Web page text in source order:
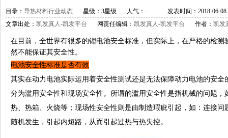
目录： 导热材料行业动态 星级：3星级 人气： -
发表时间：2018-06-08
文章出处： 凯发真人-凯发平台 网责任编辑： 凯发真人-凯发平台 作者： 凯发
在目前，全世界有很多的锂电池安全标准，但实际上，在严格的检
然不能保证其安全性。
电池安全性标准是否有效
其实在动力电池实际运用着安全性测试还是无法保障动力电池的安
分为滥用安全性和现场安全性。所谓的滥用安全性是指机械的问题
热、热箱、火烧等；现场性安全性则是由制造瑕疵引起，如：连接
随机发生，引起内短路，从而引起过热与热失控。